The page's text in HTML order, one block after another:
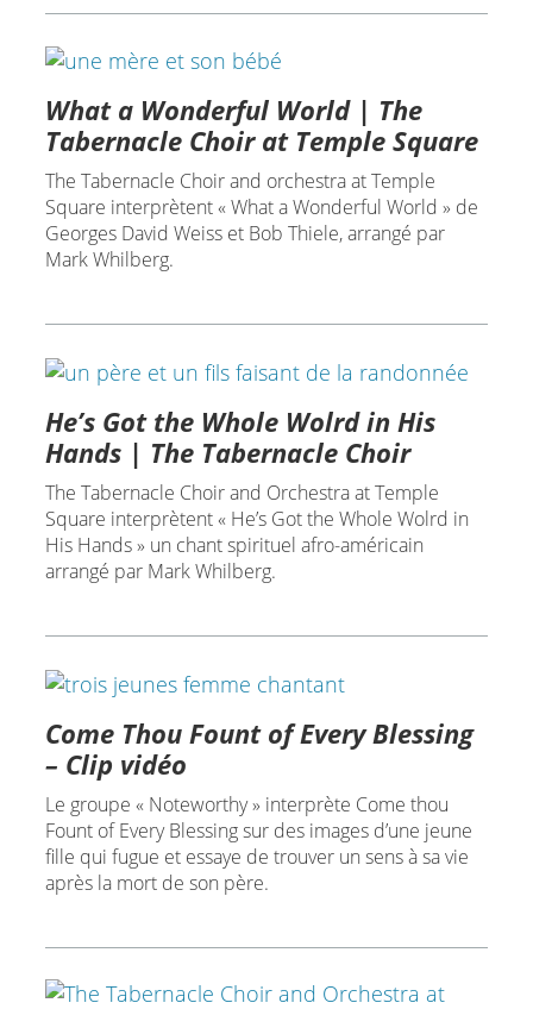
What a Wonderful World | The
Tabernacle Choir at Temple Square
The Tabernacle Choir and orchestra at Temple
Square interprètent « What a Wonderful World » de
Georges David Weiss et Bob Thiele, arrangé par
Mark Whilberg.
He’s Got the Whole Wolrd in His
Hands | The Tabernacle Choir
The Tabernacle Choir and Orchestra at Temple
Square interprètent « He’s Got the Whole Wolrd in
His Hands » un chant spirituel afro-américain
arrangé par Mark Whilberg.
Come Thou Fount of Every Blessing
– Clip vidéo
Le groupe « Noteworthy » interprète Come thou
Fount of Every Blessing sur des images d’une jeune
fille qui fugue et essaye de trouver un sens à sa vie
après la mort de son père.